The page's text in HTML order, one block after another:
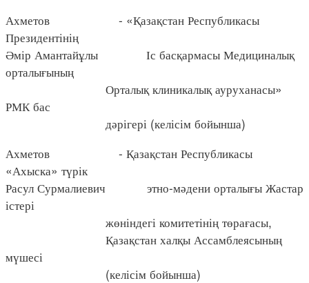
Ахметов - «Қазақстан Республикасы
Президентінің
Әмір Амантайұлы Іс басқармасы Медициналық
орталығының
Орталық клиникалық ауруханасы»
РМК бас
дәрігері (келісім бойынша)
Ахметов - Қазақстан Республикасы
«Ахыска» түрік
Расул Сурмалиевич этно-мәдени орталығы Жастар
істері
жөніндегі комитетінің төрағасы,
Қазақстан халқы Ассамблеясының
мүшесі
(келісім бойынша)